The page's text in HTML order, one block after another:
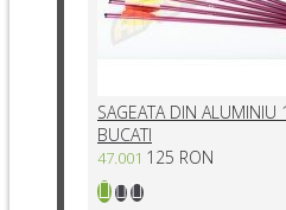
SAGEATA DIN
BUCATI
47.001 125 RON